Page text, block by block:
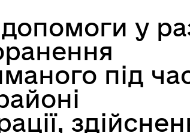
Пам’ятка учасникам
російсько-української війни
у
під